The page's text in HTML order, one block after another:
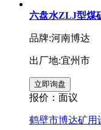
六盘水ZLJ型煤
品牌:河南博达
出厂地:宜州市
报价： 面议
鹤壁市博达矿用